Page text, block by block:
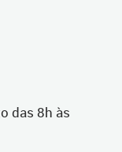
das 8h às